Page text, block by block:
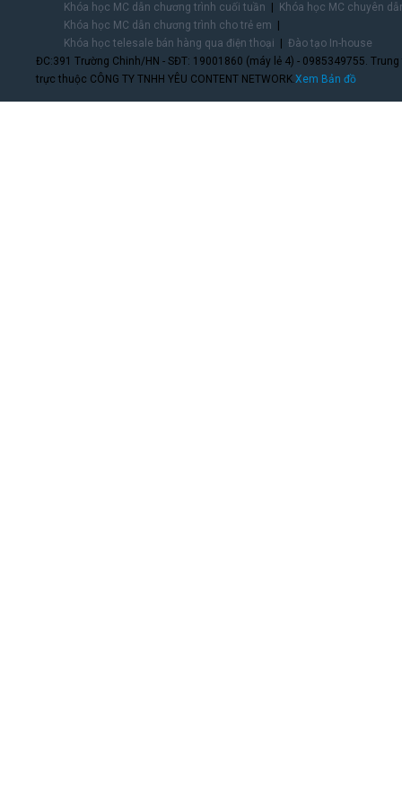
Khóa học MC dẫn chương trình cuối tuần
Khóa học MC chuyên
Khóa học MC dẫn chương trình cho trẻ em
Khóa học telesale bán hàng qua điện thoại
Đào tạo In-house
ĐC:391 Trường Chinh/HN - SĐT: 19001860 (máy lẻ 4) - 0985349755.
trực thuộc CÔNG TY TNHH YÊU CONTENT NETWORK.Xem Bản đồ